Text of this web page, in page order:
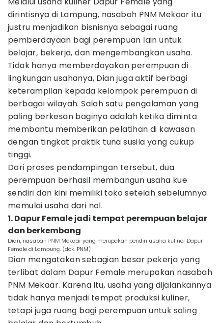
dirintisnya di Lampung, nasabah PNM Mekaar itu
justru menjadikan bisnisnya sebagai ruang
pemberdayaan bagi perempuan lain untuk
belajar, bekerja, dan mengembangkan usaha.
Tidak hanya memberdayakan perempuan di
lingkungan usahanya, Dian juga aktif berbagi
keterampilan kepada kelompok perempuan di
berbagai wilayah. Salah satu pengalaman yang
paling berkesan baginya adalah ketika diminta
membantu memberikan pelatihan di kawasan
dengan tingkat praktik tuna susila yang cukup
tinggi.
Dari proses pendampingan tersebut, dua
perempuan berhasil membangun usaha kue
sendiri dan kini memiliki toko setelah sebelumnya
memulai usaha dari nol.
1. Dapur Female jadi tempat perempuan belajar
dan berkembang
Dian, nasabah PNM Mekaar yang merupakan pendiri usaha kuliner Dapur
Female di Lampung. (dok. PNM)
Dian mengatakan sebagian besar pekerja yang
terlibat dalam Dapur Female merupakan nasabah
PNM Mekaar. Karena itu, usaha yang dijalankannya
tidak hanya menjadi tempat produksi kuliner,
tetapi juga ruang bagi perempuan untuk saling